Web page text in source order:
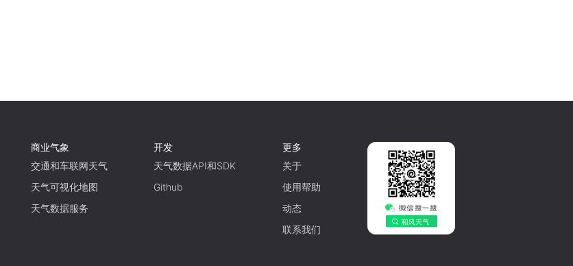
商业气象
交通和车联网天气
天气可视化地图
天气数据服务
开发
天气数据API和SDK
Github
更多
关于
使用帮助
动态
联系我们